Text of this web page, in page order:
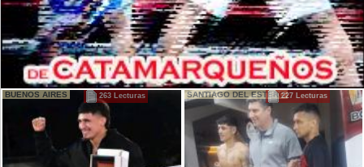
BUENOS AIRES 263 Lecturas SANTIAGO DEL ESTERO227 Lecturas